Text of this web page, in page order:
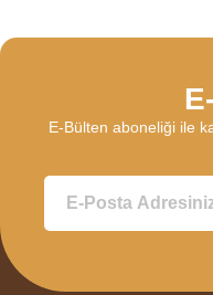
E-Bülten aboneliği ile